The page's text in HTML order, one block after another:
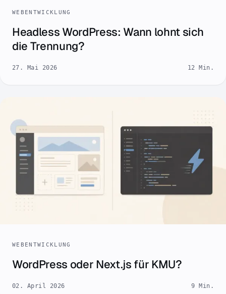
WEBENTWICKLUNG
Headless WordPress: Wann lohnt sich
die Trennung?
27. Mai 2026 12 Min.
WEBENTWICKLUNG
WordPress oder Next.js für KMU?
02. April 2026 9 Min.